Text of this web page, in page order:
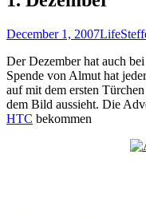
December 1, 2007Life
Der Dezember hat auch
Spende von Almut hat
auf mit dem ersten
dem Bild aussieht. Die
HTC bekommen